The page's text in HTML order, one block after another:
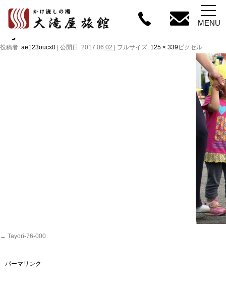
MENU
←湯宿温泉接
投稿者: ae123oucx0 公開日: 2017.06.02 フルサイズ: 125 × 339ピクセル
Tayori-76-000
パーマリンク